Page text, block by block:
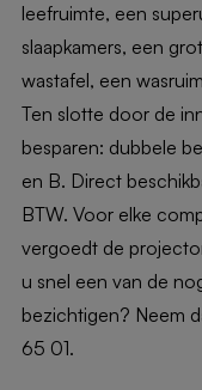
leefruimte, een
slaapkamers, een
wastafel, een
Ten slotte door de
besparen: dubbele
en B. Direct
BTW. Voor elke
vergoedt de
u snel een van de
bezichtigen? Neem
65 01.